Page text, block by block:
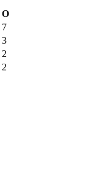
О
7
3
2
2